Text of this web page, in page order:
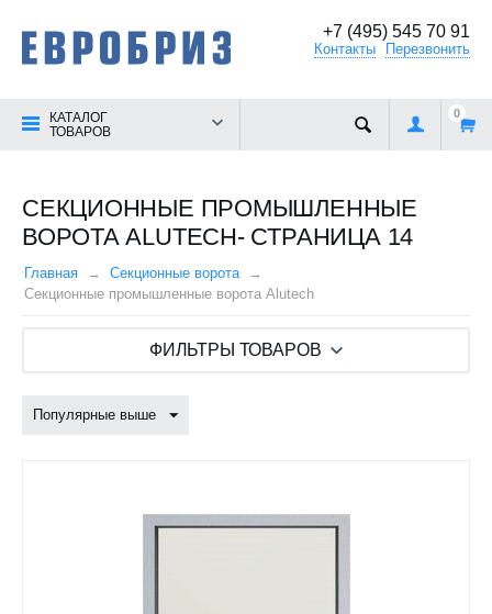
+7 (495) 545 70 91
Контакты Перезвонить
КАТАЛОГ
ТОВАРОВ
0
CЕКЦИОННЫЕ ПРОМЫШЛЕННЫЕ
ВОРОТА ALUTECH- СТРАНИЦА 14
Главная
Секционные ворота
Cекционные промышленные ворота Alutech
ФИЛЬТРЫ ТОВАРОВ
Популярные выше